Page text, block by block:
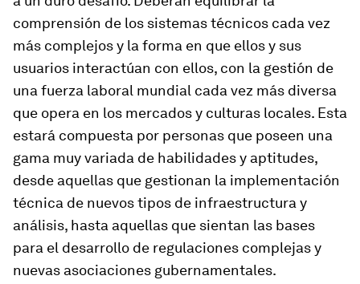
comprensión de los sistemas técnicos cada vez
más complejos y la forma en que ellos y sus
usuarios interactúan con ellos, con la gestión de
una fuerza laboral mundial cada vez más diversa
que opera en los mercados y culturas locales. Esta
estará compuesta por personas que poseen una
gama muy variada de habilidades y aptitudes,
desde aquellas que gestionan la implementación
técnica de nuevos tipos de infraestructura y
análisis, hasta aquellas que sientan las bases
para el desarrollo de regulaciones complejas y
nuevas asociaciones gubernamentales.